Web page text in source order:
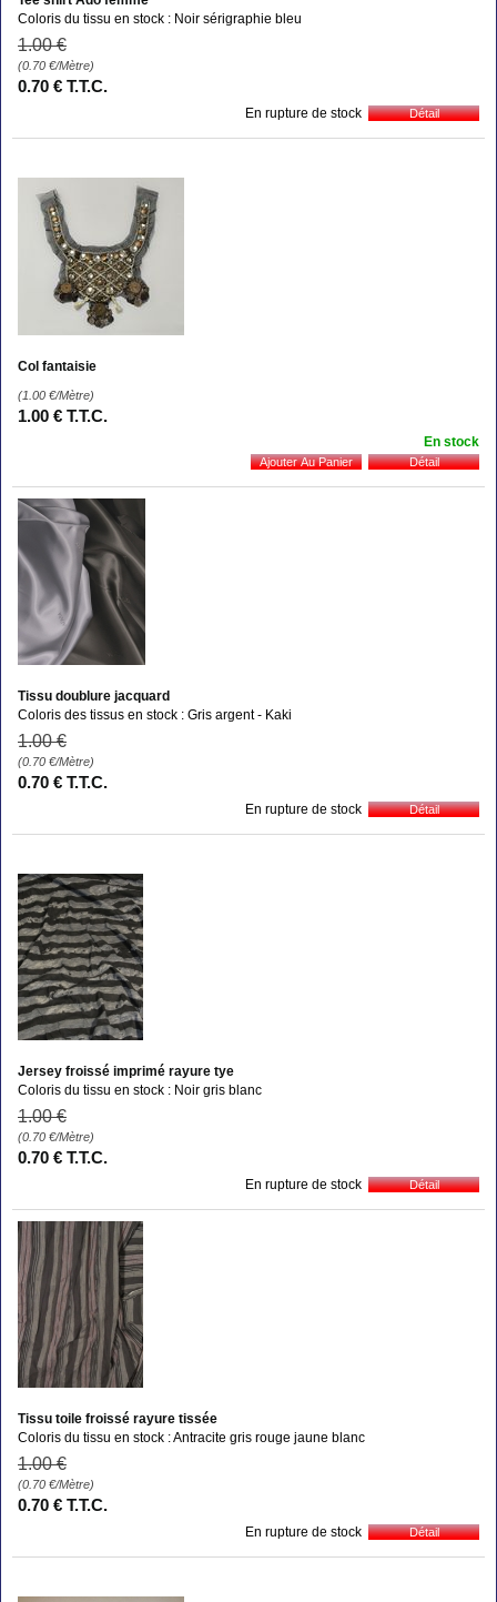
Coloris du tissu en stock : Noir sérigraphie bleu
1.00 €
(0.70 €/Mètre)
0.70 € T.T.C.
En rupture de stock
Col fantaisie
(1.00 €/Mètre)
1.00 € T.T.C.
En stock
Tissu doublure jacquard
Coloris des tissus en stock : Gris argent - Kaki
1.00 €
(0.70 €/Mètre)
0.70 € T.T.C.
En rupture de stock
Jersey froissé imprimé rayure tye
Coloris du tissu en stock : Noir gris blanc
1.00 €
(0.70 €/Mètre)
0.70 € T.T.C.
En rupture de stock
Tissu toile froissé rayure tissée
Coloris du tissu en stock : Antracite gris rouge jaune blanc
1.00 €
(0.70 €/Mètre)
0.70 € T.T.C.
En rupture de stock